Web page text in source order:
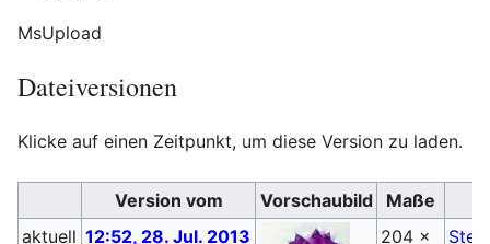
MsUpload
Dateiversionen
Klicke auf einen Zeitpunkt, um diese Version zu laden.
Version vom Vorschaubild
Maße
aktuell 12:52, 28. Jul. 2013
204 ×